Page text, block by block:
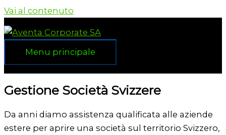
Vai al contenuto
Menu principale
Gestione Società Svizzere
Da anni diamo assistenza qualificata alle aziende
estere per aprire una società sul territorio Svizzero,